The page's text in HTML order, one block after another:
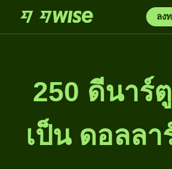
ลง
250 ดีนาร์
เป็น ดอลลา